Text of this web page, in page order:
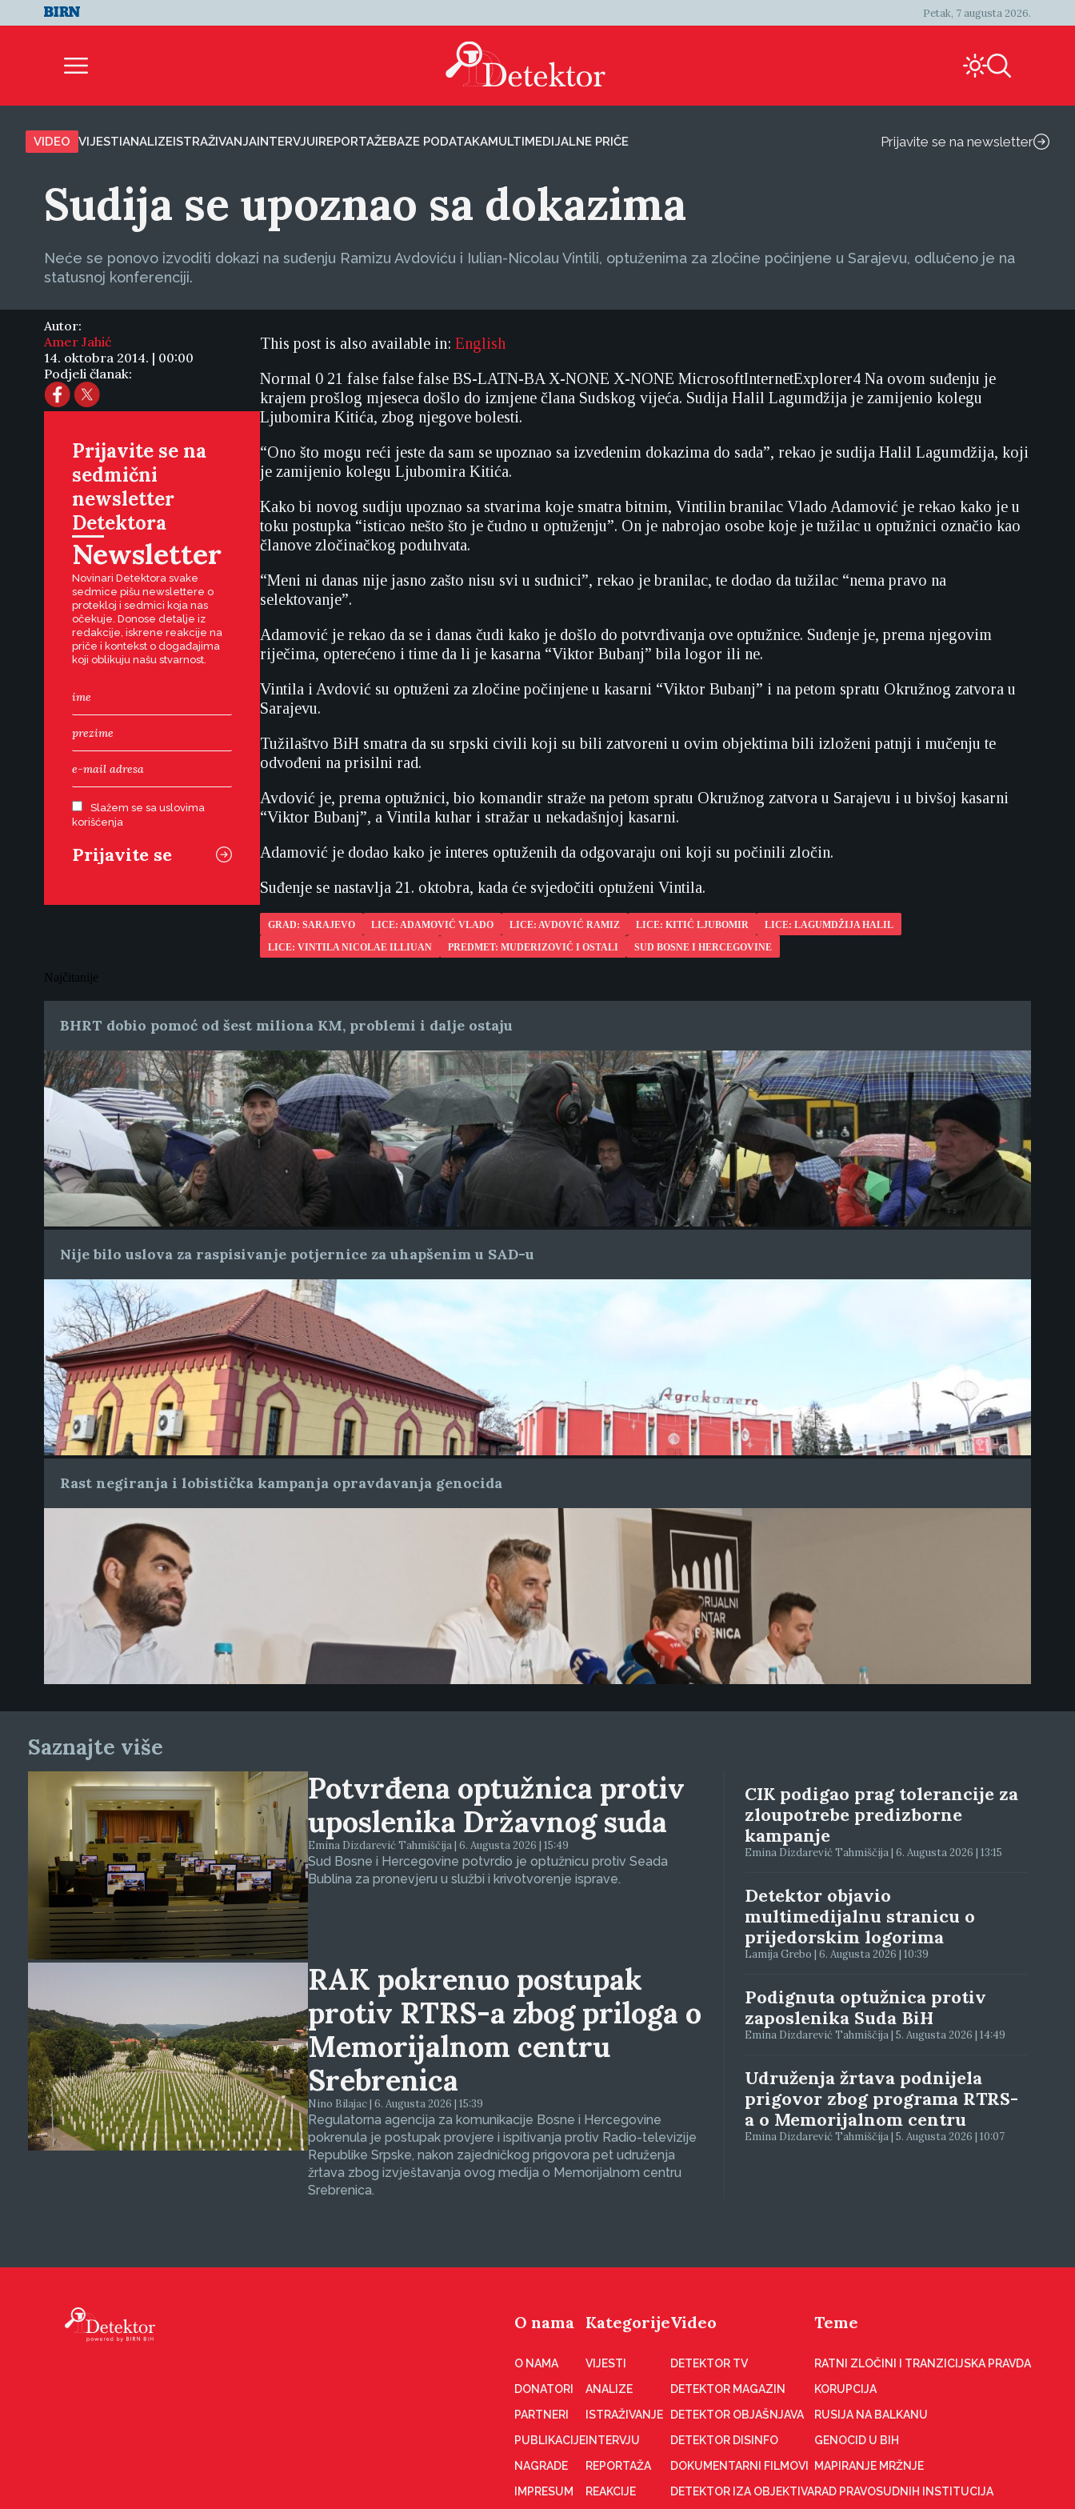
Petak, 7 augusta 2026.
VIDEO VIJESTIANALIZEISTRAŽIVANJAINTERVJUIREPORTAŽEBAZE PODATAKAMULTIMEDIJALNE PRIČE Prijavite se na newsletter
Sudija se upoznao sa dokazima
Neće se ponovo izvoditi dokazi na suđenju Ramizu Avdoviću i Iulian-Nicolau Vintili, optuženima za zločine počinjene u Sarajevu, odlučeno je na
statusnoj konferenciji.
Autor:
Amer Jahić
14. oktobra 2014. | 00:00
Podjeli članak:
Prijavite se na
sedmični
newsletter
Detektora
Newsletter
Novinari Detektora svake
sedmice pišu newslettere o
protekloj i sedmici koja nas
očekuje. Donose detalje iz
redakcije, iskrene reakcije na
priče i kontekst o događajima
koji oblikuju našu stvarnost.
Slažem se sa uslovima
korišćenja
This post is also available in: English
Normal 0 21 false false false BS-LATN-BA X-NONE X-NONE MicrosoftInternetExplorer4 Na ovom suđenju je
krajem prošlog mjeseca došlo do izmjene člana Sudskog vijeća. Sudija Halil Lagumdžija je zamijenio kolegu
Ljubomira Kitića, zbog njegove bolesti.
“Ono što mogu reći jeste da sam se upoznao sa izvedenim dokazima do sada”, rekao je sudija Halil Lagumdžija, koji
je zamijenio kolegu Ljubomira Kitića.
Kako bi novog sudiju upoznao sa stvarima koje smatra bitnim, Vintilin branilac Vlado Adamović je rekao kako je u
toku postupka “isticao nešto što je čudno u optuženju”. On je nabrojao osobe koje je tužilac u optužnici označio kao
članove zločinačkog poduhvata.
“Meni ni danas nije jasno zašto nisu svi u sudnici”, rekao je branilac, te dodao da tužilac “nema pravo na
selektovanje”.
Adamović je rekao da se i danas čudi kako je došlo do potvrđivanja ove optužnice. Suđenje je, prema njegovim
riječima, opterećeno i time da li je kasarna “Viktor Bubanj” bila logor ili ne.
Vintila i Avdović su optuženi za zločine počinjene u kasarni “Viktor Bubanj” i na petom spratu Okružnog zatvora u
Sarajevu.
Tužilaštvo BiH smatra da su srpski civili koji su bili zatvoreni u ovim objektima bili izloženi patnji i mučenju te
odvođeni na prisilni rad.
Avdović je, prema optužnici, bio komandir straže na petom spratu Okružnog zatvora u Sarajevu i u bivšoj kasarni
“Viktor Bubanj”, a Vintila kuhar i stražar u nekadašnjoj kasarni.
Adamović je dodao kako je interes optuženih da odgovaraju oni koji su počinili zločin.
Suđenje se nastavlja 21. oktobra, kada će svjedočiti optuženi Vintila.
GRAD: SARAJEVO LICE: ADAMOVIĆ VLADO LICE: AVDOVIĆ RAMIZ LICE: KITIĆ LJUBOMIR
LICE: LAGUMDŽIJA HALIL
LICE: VINTILA NICOLAE ILLIUAN
PREDMET: MUDERIZOVIĆ I OSTALI SUD BOSNE I HERCEGOVINE
Najčitanije
BHRT dobio pomoć od šest miliona KM, problemi i dalje ostaju
Nije bilo uslova za raspisivanje potjernice za uhapšenim u SAD-u
Rast negiranja i lobistička kampanja opravdavanja genocida
Saznajte više
Potvrđena optužnica protiv
uposlenika Državnog suda
Emina Dizdarević Tahmiščija | 6. Augusta 2026 | 15:49
Sud Bosne i Hercegovine potvrdio je optužnicu protiv Seada
Bublina za pronevjeru u službi i krivotvorenje isprave.
RAK pokrenuo postupak
protiv RTRS-a zbog priloga o
Memorijalnom centru
Srebrenica
Nino Bilajac | 6. Augusta 2026 | 15:39
Regulatorna agencija za komunikacije Bosne i Hercegovine
pokrenula je postupak provjere i ispitivanja protiv Radio-televizije
Republike Srpske, nakon zajedničkog prigovora pet udruženja
žrtava zbog izvještavanja ovog medija o Memorijalnom centru
Srebrenica.
CIK podigao prag tolerancije za
zloupotrebe predizborne
kampanje
Emina Dizdarević Tahmiščija | 6. Augusta 2026 | 13:15
Detektor objavio
multimedijalnu stranicu o
prijedorskim logorima
Lamija Grebo | 6. Augusta 2026 | 10:39
Podignuta optužnica protiv
zaposlenika Suda BiH
Emina Dizdarević Tahmiščija | 5. Augusta 2026 | 14:49
Udruženja žrtava podnijela
prigovor zbog programa RTRS-
a o Memorijalnom centru
Emina Dizdarević Tahmiščija | 5. Augusta 2026 | 10:07
O nama
O NAMA
DONATORI
PARTNERI
PUBLIKACIJE
NAGRADE
IMPRESUM
Kategorije
VIJESTI
ANALIZE
ISTRAŽIVANJE
INTERVJU
REPORTAŽA
REAKCIJE
Video
DETEKTOR TV
DETEKTOR MAGAZIN
DETEKTOR OBJAŠNJAVA
DETEKTOR DISINFO
DOKUMENTARNI FILMOVI
DETEKTOR IZA OBJEKTIVA
Teme
RATNI ZLOČINI I TRANZICIJSKA PRAVDA
KORUPCIJA
RUSIJA NA BALKANU
GENOCID U BIH
MAPIRANJE MRŽNJE
RAD PRAVOSUDNIH INSTITUCIJA